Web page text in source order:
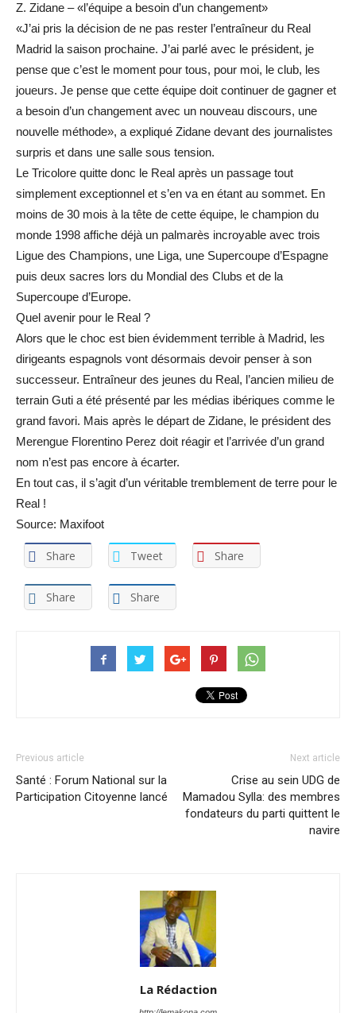
Z. Zidane – «l’équipe a besoin d’un changement»
«J’ai pris la décision de ne pas rester l’entraîneur du Real
Madrid la saison prochaine. J’ai parlé avec le président, je
pense que c’est le moment pour tous, pour moi, le club, les
joueurs. Je pense que cette équipe doit continuer de gagner et
a besoin d’un changement avec un nouveau discours, une
nouvelle méthode», a expliqué Zidane devant des journalistes
surpris et dans une salle sous tension.
Le Tricolore quitte donc le Real après un passage tout
simplement exceptionnel et s’en va en étant au sommet. En
moins de 30 mois à la tête de cette équipe, le champion du
monde 1998 affiche déjà un palmarès incroyable avec trois
Ligue des Champions, une Liga, une Supercoupe d’Espagne
puis deux sacres lors du Mondial des Clubs et de la
Supercoupe d’Europe.
Quel avenir pour le Real ?
Alors que le choc est bien évidemment terrible à Madrid, les
dirigeants espagnols vont désormais devoir penser à son
successeur. Entraîneur des jeunes du Real, l’ancien milieu de
terrain Guti a été présenté par les médias ibériques comme le
grand favori. Mais après le départ de Zidane, le président des
Merengue Florentino Perez doit réagir et l’arrivée d’un grand
nom n’est pas encore à écarter.
En tout cas, il s’agit d’un véritable tremblement de terre pour le
Real !
Source: Maxifoot
Share Tweet Share
Share Share
Previous article
Santé : Forum National sur la
Participation Citoyenne lancé
Next article
Crise au sein UDG de
Mamadou Sylla: des membres
fondateurs du parti quittent le
navire
La Rédaction